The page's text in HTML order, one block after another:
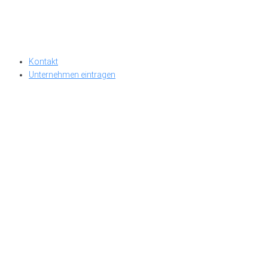
Kontakt
Unternehmen eintragen